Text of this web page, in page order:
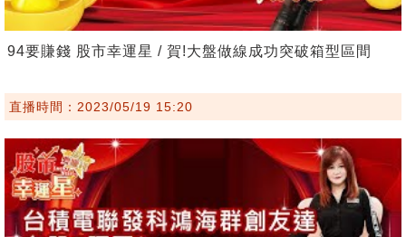
94要賺錢 股市幸運星 / 賀!大盤做線成功突破箱型區間
直播時間：2023/05/19 15:20